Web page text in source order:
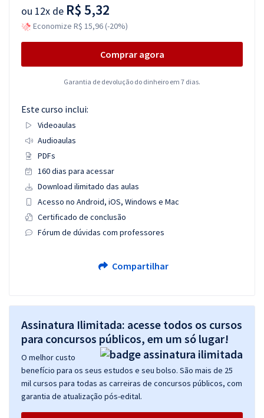
ou 12x de R$ 5,32
Economize R$ 15,96 (-20%)
Comprar agora
Garantia de devolução do dinheiro em 7 dias.
Este curso inclui:
Videoaulas
Audioaulas
PDFs
160 dias para acessar
Download ilimitado das aulas
Acesso no Android, iOS, Windows e Mac
Certificado de conclusão
Fórum de dúvidas com professores
Compartilhar
Assinatura Ilimitada: acesse todos os cursos
para concursos públicos, em um só lugar!
O melhor custo
benefício para os seus estudos e seu bolso. São mais de 25
mil cursos para todas as carreiras de concursos públicos, com
garantia de atualização pós-edital.